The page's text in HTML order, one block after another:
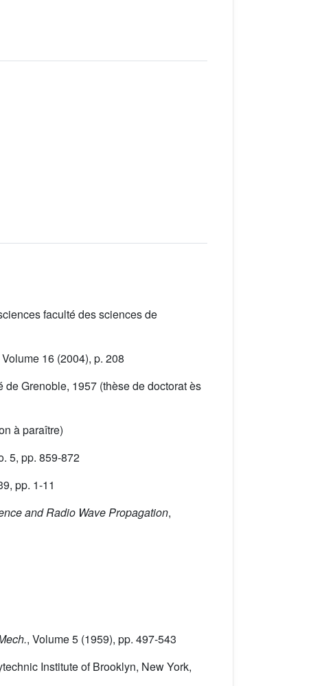
faculté des sciences de
Volume 16 (2004), p. 208
de Grenoble, 1957 (thèse de doctorat ès
à paraître)
5, pp. 859-872
pp. 1-11
and Radio Wave Propagation,
, Volume 5 (1959), pp. 497-543
Institute of Brooklyn, New York,